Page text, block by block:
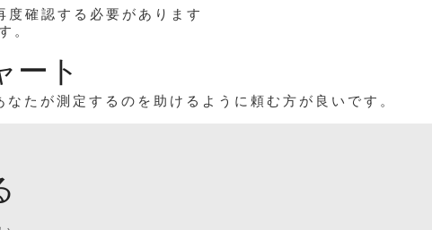
認する必要があります
。
ート
たが測定するのを助けるように頼む方が良いです。